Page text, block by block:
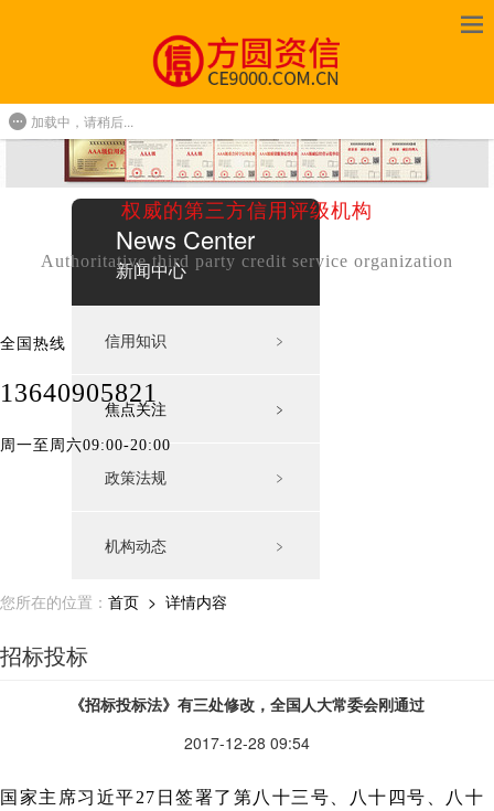
权威的第三方信用评级机构
Authoritative third party credit service organization
全国热线
13640905821
周一至周六09:00-20:00
News Center
新闻中心
信用知识 ﹥
焦点关注 ﹥
政策法规 ﹥
机构动态 ﹥
您所在的位置： 首页 > 详情内容
招标投标
《招标投标法》有三处修改，全国人大常委会刚通过
2017-12-28 09:54
国家主席习近平27日签署了第八十三号、八十四号、八十
加载中，请稍后...